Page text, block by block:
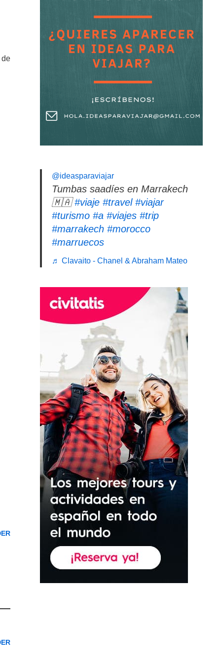
de
@ideasparaviajar
Tumbas saadíes en Marrakech
🇲🇦#viaje #travel #viajar
#turismo #a #viajes #trip
#marrakech #morocco
#marruecos
♬ Clavaito - Chanel & Abraham Mateo